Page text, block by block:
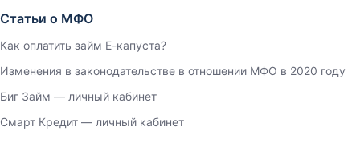
Статьи о МФО
Как оплатить займ Е-капуста?
Изменения в законодательстве в отношении МФО в 2020 году
Биг Займ — личный кабинет
Смарт Кредит — личный кабинет